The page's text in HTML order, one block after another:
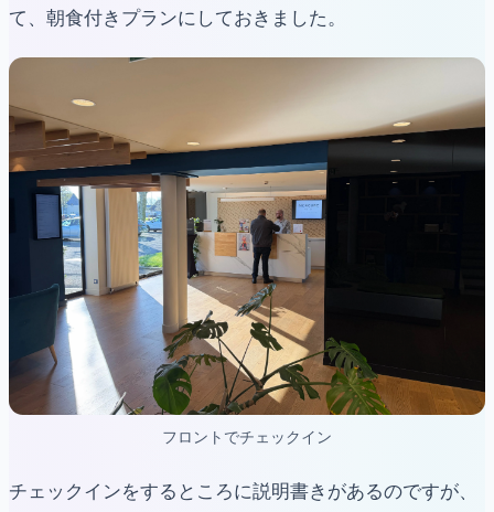
て、朝食付きプランにしておきました。
フロントでチェックイン
チェックインをするところに説明書きがあるのですが、